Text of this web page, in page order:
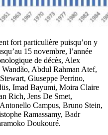
fort particulière puisqu’on y
15 novembre, l’année
de décès, Alex
Abdul Rahman Atef,
Giuseppe Perrino,
Imad Bayumi, Moira Claire
Rich, Jens De Smet,
Campus, Bruno Stein,
Ramassamy, Badr
Doukouré.